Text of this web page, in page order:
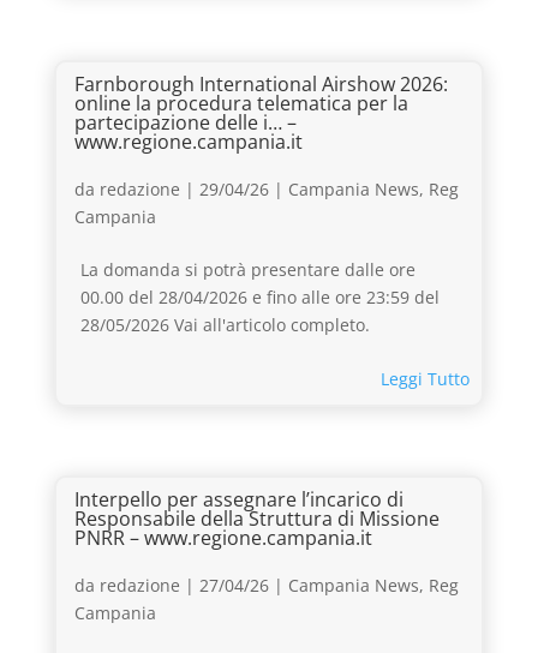
Farnborough International Airshow 2026:
online la procedura telematica per la
partecipazione delle i… –
www.regione.campania.it
da redazione | 29/04/26| Campania News, Reg
Campania
La domanda si potrà presentare dalle ore
00.00 del 28/04/2026 e fino alle ore 23:59 del
28/05/2026 Vai all'articolo completo.
Leggi Tutto
Interpello per assegnare l’incarico di
Responsabile della Struttura di Missione
PNRR – www.regione.campania.it
da redazione | 27/04/26| Campania News, Reg
Campania